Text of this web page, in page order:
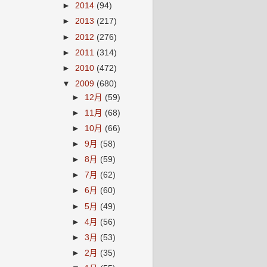
► 2014 (94)
► 2013 (217)
► 2012 (276)
► 2011 (314)
► 2010 (472)
▼ 2009 (680)
► 12月 (59)
► 11月 (68)
► 10月 (66)
►9月 (58)
►8月 (59)
►7月 (62)
►6月 (60)
►5月 (49)
►4月 (56)
►3月 (53)
► 2月 (35)